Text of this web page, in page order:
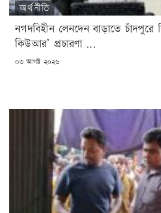
অর্থনীতি
নগদবিহীন লেনদেন বাড়াতে চাঁদপুরে
কিউআর’ প্রচারণা ...
POSTED
০৩ আগষ্ট ২০২৬